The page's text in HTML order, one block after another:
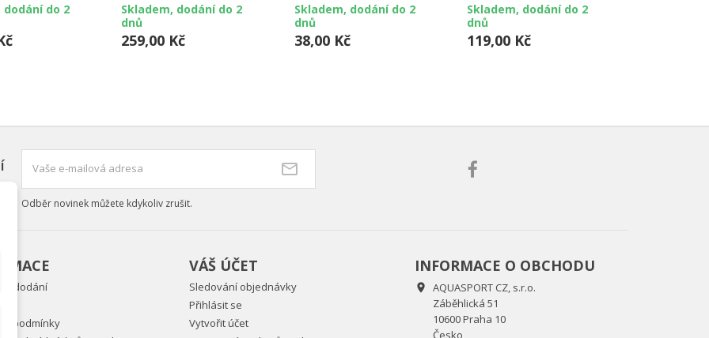
dodání do 2
Skladem, dodání do 2
dnů
259,00 Kč
Skladem, dodání do 2
dnů
38,00 Kč
Skladem, dodání do 2
dnů
119,00 Kč
Odběr novinek můžete kdykoliv zrušit.
dodání
podmínky
VÁŠ ÚČET
Sledování objednávky
Přihlásit se
Vytvořit účet
INFORMACE O OBCHODU

AQUASPORT CZ, s.r.o.
Záběhlická 51
10600 Praha 10
Česko